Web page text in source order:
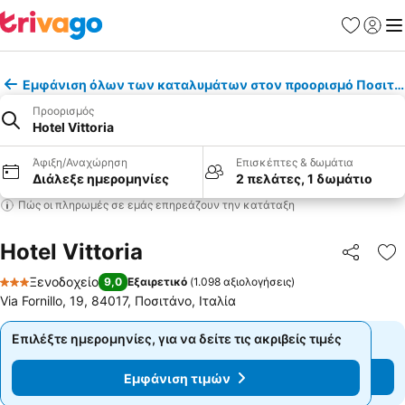
Εμφάνιση όλων των καταλυμάτων στον προορισμό
Προορισμός
Hotel Vittoria
Άφιξη/Αναχώρηση
Διάλεξε ημερομηνίες
Επισκέπτες & δωμάτια
2 πελάτες, 1 δωμάτιο
Πώς οι πληρωμές σε εμάς επηρεάζουν την κατάταξη
Hotel Vittoria
3 Αστέρια
Ξενοδοχείο 9,0 Εξαιρετικό (1.098 αξιολογήσεις)
Via Fornillo, 19, 84017, Ποσιτάνο, Ιταλία
Επιλέξτε ημερομηνίες, για να δείτε τις ακριβείς τιμές
Εμφάνιση τιμών
Επιλέξτε ημερομηνίες, για να δείτε τις ακριβείς τιμές
Εμφάνιση τιμών